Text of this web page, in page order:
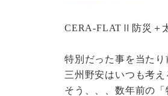
CERA-FLATⅡ防災＋
特別だった事を当たり
三州野安はいつも考え
そう、、、数年前の